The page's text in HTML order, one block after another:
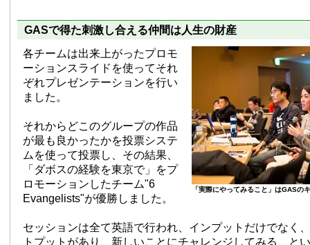
GASで得た刺激し合える仲間は人生の財産
「実際にやってみること」はGASの
各チームは出来上がったプロモ
ーションスライドを使ってそれ
ぞれプレゼンテーションを行い
ました。
それからどこのグループの作品
が最も良かったかを投票システ
ムを使って投票し、その結果、
「ダボスの経験を東京で」をプ
ロモーションしたチーム"6
Evangelists"が優勝しました。
セッションは全て英語で行われ、インプットだけでなく
トプットがあり、新しいことにチャレンジしてみる、と